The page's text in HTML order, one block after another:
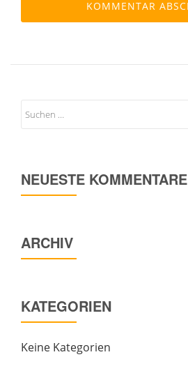
NEUESTE KOMMENTARE
ARCHIV
KATEGORIEN
Keine Kategorien